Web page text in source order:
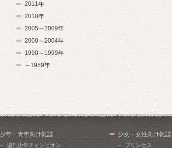
2011年
2010年
2005～2009年
2000～2004年
1990～1999年
～1989年
少年・青年向け雑誌
週刊少年チャンピオン
少女・女性向け雑誌
プリンセス